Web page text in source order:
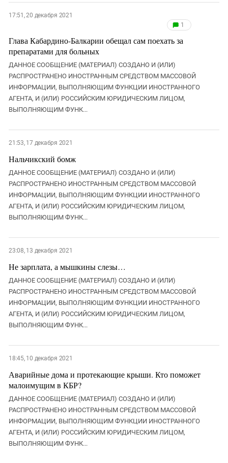
17:51, 20 декабря 2021
1
Глава Кабардино-Балкарии обещал сам поехать за
препаратами для больных
ДАННОЕ СООБЩЕНИЕ (МАТЕРИАЛ) СОЗДАНО И (ИЛИ)
РАСПРОСТРАНЕНО ИНОСТРАННЫМ СРЕДСТВОМ МАССОВОЙ
ИНФОРМАЦИИ, ВЫПОЛНЯЮЩИМ ФУНКЦИИ ИНОСТРАННОГО
АГЕНТА, И (ИЛИ) РОССИЙСКИМ ЮРИДИЧЕСКИМ ЛИЦОМ,
ВЫПОЛНЯЮЩИМ ФУНК...
21:53, 17 декабря 2021
Нальчикский бомж
ДАННОЕ СООБЩЕНИЕ (МАТЕРИАЛ) СОЗДАНО И (ИЛИ)
РАСПРОСТРАНЕНО ИНОСТРАННЫМ СРЕДСТВОМ МАССОВОЙ
ИНФОРМАЦИИ, ВЫПОЛНЯЮЩИМ ФУНКЦИИ ИНОСТРАННОГО
АГЕНТА, И (ИЛИ) РОССИЙСКИМ ЮРИДИЧЕСКИМ ЛИЦОМ,
ВЫПОЛНЯЮЩИМ ФУНК...
23:08, 13 декабря 2021
Не зарплата, а мышкины слезы…
ДАННОЕ СООБЩЕНИЕ (МАТЕРИАЛ) СОЗДАНО И (ИЛИ)
РАСПРОСТРАНЕНО ИНОСТРАННЫМ СРЕДСТВОМ МАССОВОЙ
ИНФОРМАЦИИ, ВЫПОЛНЯЮЩИМ ФУНКЦИИ ИНОСТРАННОГО
АГЕНТА, И (ИЛИ) РОССИЙСКИМ ЮРИДИЧЕСКИМ ЛИЦОМ,
ВЫПОЛНЯЮЩИМ ФУНК...
18:45, 10 декабря 2021
Аварийные дома и протекающие крыши. Кто поможет
малоимущим в КБР?
ДАННОЕ СООБЩЕНИЕ (МАТЕРИАЛ) СОЗДАНО И (ИЛИ)
РАСПРОСТРАНЕНО ИНОСТРАННЫМ СРЕДСТВОМ МАССОВОЙ
ИНФОРМАЦИИ, ВЫПОЛНЯЮЩИМ ФУНКЦИИ ИНОСТРАННОГО
АГЕНТА, И (ИЛИ) РОССИЙСКИМ ЮРИДИЧЕСКИМ ЛИЦОМ,
ВЫПОЛНЯЮЩИМ ФУНК...